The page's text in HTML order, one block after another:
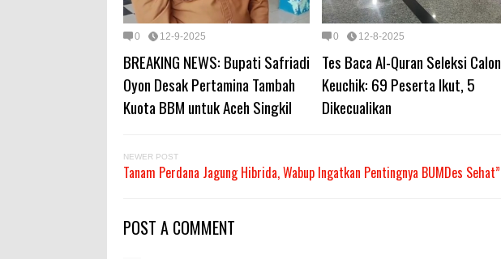
0 12-9-2025
BREAKING NEWS: Bupati Safriadi
Oyon Desak Pertamina Tambah
Kuota BBM untuk Aceh Singkil
0 12-8-2025
Tes Baca Al-Quran Seleksi Calon
Keuchik: 69 Peserta Ikut, 5
Dikecualikan
NEWER POST
Tanam Perdana Jagung Hibrida, Wabup Ingatkan Pentingnya BUMDes Sehat”
POST A COMMENT